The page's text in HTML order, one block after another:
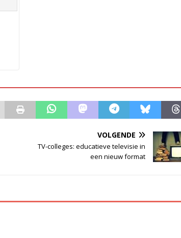
VOLGENDE
TV-colleges: educatieve televisie in
een nieuw format